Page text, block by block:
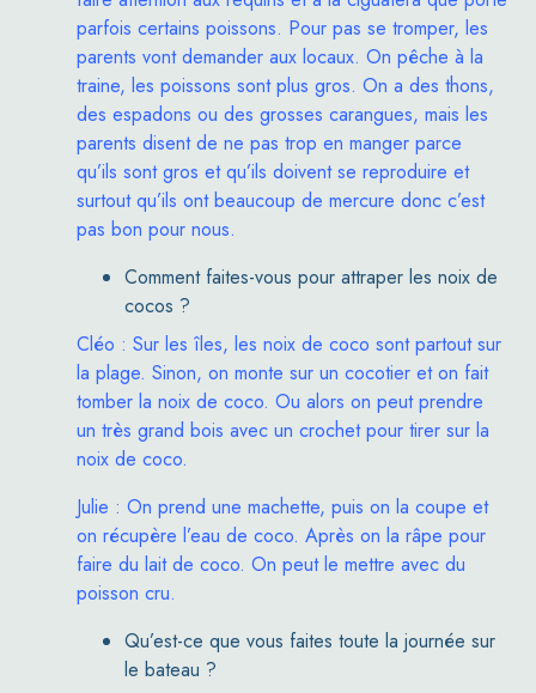
parfois certains poissons. Pour pas se tromper, les
parents vont demander aux locaux. On pêche à la
traine, les poissons sont plus gros. On a des thons,
des espadons ou des grosses carangues, mais les
parents disent de ne pas trop en manger parce
qu’ils sont gros et qu’ils doivent se reproduire et
surtout qu’ils ont beaucoup de mercure donc c’est
pas bon pour nous.
Comment faites-vous pour attraper les noix de
cocos ?
Cléo : Sur les îles, les noix de coco sont partout sur
la plage. Sinon, on monte sur un cocotier et on fait
tomber la noix de coco. Ou alors on peut prendre
un très grand bois avec un crochet pour tirer sur la
noix de coco.
Julie : On prend une machette, puis on la coupe et
on récupère l’eau de coco. Après on la râpe pour
faire du lait de coco. On peut le mettre avec du
poisson cru.
Qu’est-ce que vous faites toute la journée sur
le bateau ?